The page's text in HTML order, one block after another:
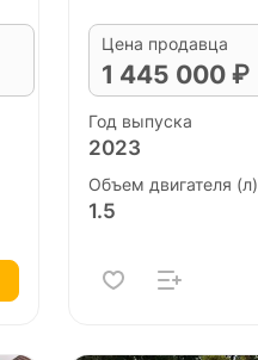
Цена продавца
1 445 000 ₽
Год выпуска
2023
Объем двигателя (л)
1.5